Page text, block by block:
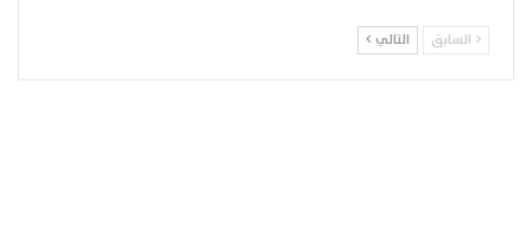
السابق التالي